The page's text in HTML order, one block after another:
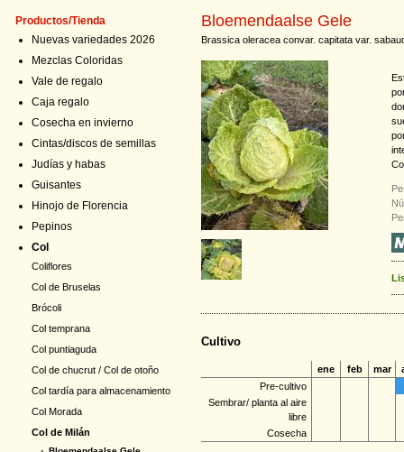
Productos/Tienda
Nuevas variedades 2026
Mezclas Coloridas
Vale de regalo
Caja regalo
Cosecha en invierno
Cintas/discos de semillas
Judías y habas
Guisantes
Hinojo de Florencia
Pepinos
Col
Coliflores
Col de Bruselas
Brócoli
Col temprana
Col puntiaguda
Col de chucrut / Col de otoño
Col tardía para almacenamiento
Col Morada
Col de Milán
Bloemendaalse Gele
Brassica oleracea convar. capitata var.
Cultivo
ene feb mar
Pre-cultivo
Sembrar/ planta al aire
libre
Cosecha